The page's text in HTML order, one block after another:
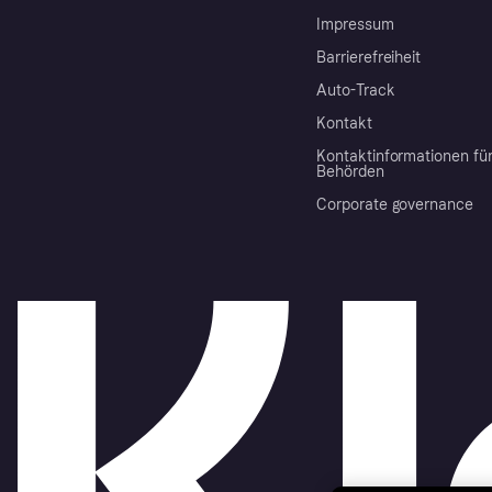
Impressum
Barrierefreiheit
Auto-Track
Kontakt
Kontaktinformationen für
Behörden
Corporate governance